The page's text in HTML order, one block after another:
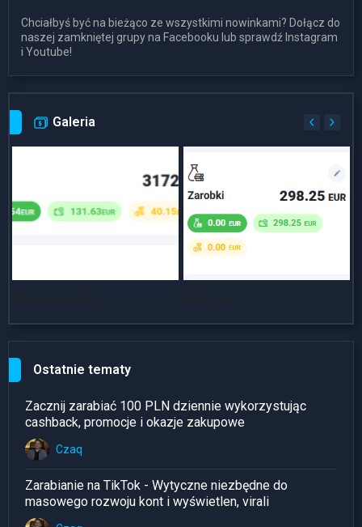
Chciałbyś być na bieżąco ze wszystkimi nowinkami? Dołącz do
naszej zamkniętej grupy na Facebooku lub sprawdź Instagram
i Youtube!
Galeria
Ostatnie tematy
Zacznij zarabiać 100 PLN dziennie wykorzystując
cashback, promocje i okazje zakupowe
Czaq
Zarabianie na TikTok - Wytyczne niezbędne do
masowego rozwoju kont i wyświetlen, virali